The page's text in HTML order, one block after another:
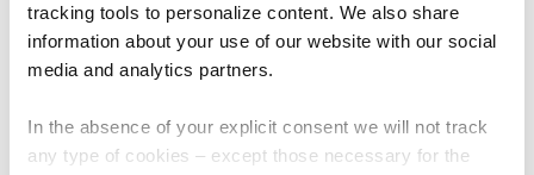
tracking tools to personalize content. We also share
information about your use of our website with our social
media and analytics partners.
In the absence of your explicit consent we will not track
any type of cookies – except those necessary for the